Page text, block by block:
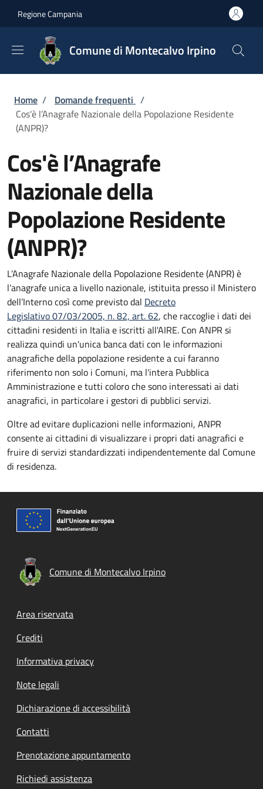
Regione Campania
Comune di Montecalvo Irpino
Briciole di pane
Home / Domande frequenti /
Cos'è l’Anagrafe Nazionale della Popolazione Residente
(ANPR)?
Cos'è l’Anagrafe
Nazionale della
Popolazione Residente
(ANPR)?
L’Anagrafe Nazionale della Popolazione Residente (ANPR) è
l’anagrafe unica a livello nazionale, istituita presso il Ministero
dell’Interno così come previsto dal Decreto
Legislativo 07/03/2005, n. 82, art. 62, che raccoglie i dati dei
cittadini residenti in Italia e iscritti all'AIRE. Con ANPR si
realizza quindi un'unica banca dati con le informazioni
anagrafiche della popolazione residente a cui faranno
riferimento non solo i Comuni, ma l'intera Pubblica
Amministrazione e tutti coloro che sono interessati ai dati
anagrafici, in particolare i gestori di pubblici servizi.
Oltre ad evitare duplicazioni nelle informazioni, ANPR
consente ai cittadini di visualizzare i propri dati anagrafici e
fruire di servizi standardizzati indipendentemente dal Comune
di residenza.
Comune di Montecalvo Irpino
Footer menu
Area riservata
Crediti
Informativa privacy
Note legali
Dichiarazione di accessibilità
Contatti
Prenotazione appuntamento
Richiedi assistenza